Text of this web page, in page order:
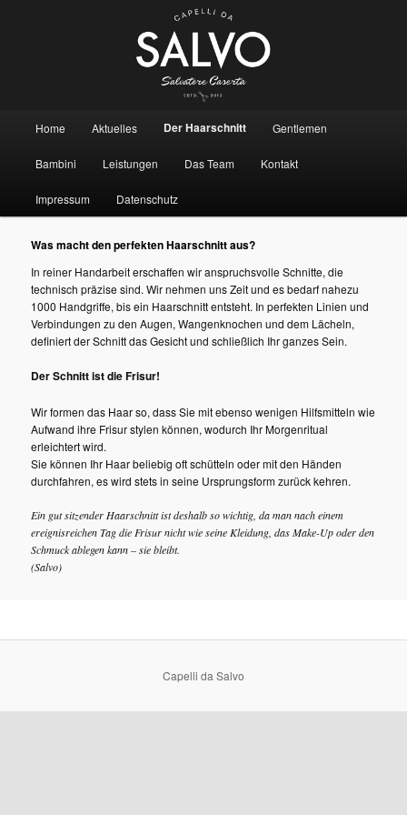
Zum Inhalt wechseln
Zum sekundären Inhalt wechseln
Home Aktuelles Der Haarschnitt Gentlemen
Bambini Leistungen Das Team Kontakt
Impressum Datenschutz
Was macht den perfekten Haarschnitt aus?
In reiner Handarbeit erschaffen wir anspruchsvolle Schnitte, die
technisch präzise sind. Wir nehmen uns Zeit und es bedarf nahezu
1000 Handgriffe, bis ein Haarschnitt entsteht. In perfekten Linien und
Verbindungen zu den Augen, Wangenknochen und dem Lächeln,
definiert der Schnitt das Gesicht und schließlich Ihr ganzes Sein.
Der Schnitt ist die Frisur!
Wir formen das Haar so, dass Sie mit ebenso wenigen Hilfsmitteln wie
Aufwand ihre Frisur stylen können, wodurch Ihr Morgenritual
erleichtert wird.
Sie können Ihr Haar beliebig oft schütteln oder mit den Händen
durchfahren, es wird stets in seine Ursprungsform zurück kehren.
Ein gut sitzender Haarschnitt ist deshalb so wichtig, da man nach einem
ereignisreichen Tag die Frisur nicht wie seine Kleidung, das Make-Up oder den
Schmuck ablegen kann – sie bleibt.
(Salvo)
Capelli da Salvo